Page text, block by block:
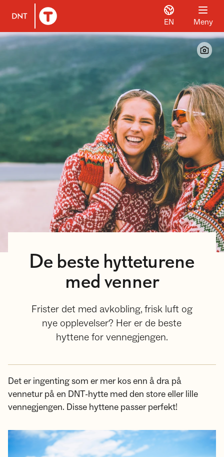
Til DNT.no forside
EN Meny
De beste hytteturene
med venner
Frister det med avkobling, frisk luft og
nye opplevelser? Her er de beste
hyttene for vennegjengen.
Det er ingenting som er mer kos enn å dra på
vennetur på en DNT-hytte med den store eller lille
vennegjengen. Disse hyttene passer perfekt!